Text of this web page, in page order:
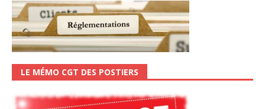
LE MÉMO CGT DES POSTIERS